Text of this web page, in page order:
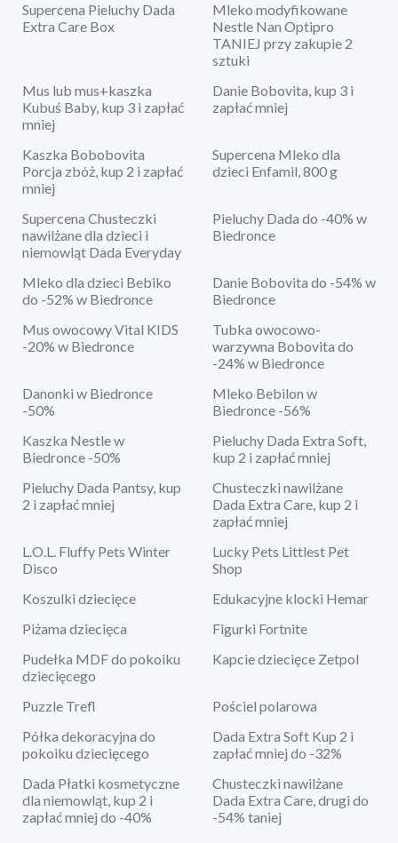
Supercena Pieluchy Dada
Extra Care Box
Mleko modyfikowane
Nestle Nan Optipro
TANIEJ przy zakupie 2
sztuki
Mus lub mus+kaszka
Kubuś Baby, kup 3 i zapłać
mniej
Danie Bobovita, kup 3 i
zapłać mniej
Kaszka Bobobovita
Porcja zbóż, kup 2 i zapłać
mniej
Supercena Mleko dla
dzieci Enfamil, 800 g
Supercena Chusteczki
nawilżane dla dzieci i
niemowląt Dada Everyday
Pieluchy Dada do -40% w
Biedronce
Mleko dla dzieci Bebiko
do -52% w Biedronce
Danie Bobovita do -54% w
Biedronce
Mus owocowy Vital KIDS
-20% w Biedronce
Tubka owocowo-
warzywna Bobovita do
-24% w Biedronce
Danonki w Biedronce
-50%
Mleko Bebilon w
Biedronce -56%
Kaszka Nestle w
Biedronce -50%
Pieluchy Dada Extra Soft,
kup 2 i zapłać mniej
Pieluchy Dada Pantsy, kup
2 i zapłać mniej
Chusteczki nawilżane
Dada Extra Care, kup 2 i
zapłać mniej
L.O.L. Fluffy Pets Winter
Disco
Lucky Pets Littlest Pet
Shop
Koszulki dziecięce
Edukacyjne klocki Hemar
Piżama dziecięca
Figurki Fortnite
Pudełka MDF do pokoiku
dziecięcego
Kapcie dziecięce Zetpol
Puzzle Trefl
Pościel polarowa
Półka dekoracyjna do
pokoiku dziecięcego
Dada Extra Soft Kup 2 i
zapłać mniej do -32%
Dada Płatki kosmetyczne
dla niemowląt, kup 2 i
zapłać mniej do -40%
Chusteczki nawilżane
Dada Extra Care, drugi do
-54% taniej